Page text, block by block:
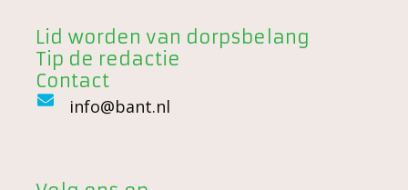
Lid worden van dorpsbelang
Tip de redactie
Contact
info@bant.nl